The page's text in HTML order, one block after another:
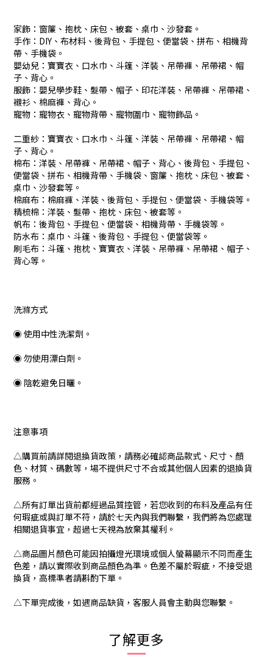
家飾：窗簾、抱枕、床包、被套、桌巾、沙發套。
手作：DIY、布材料、後背包、手提包、便當袋、拼布、相機背
帶、手機袋。
嬰幼兒：寶寶衣、口水巾、斗篷、洋裝、吊帶褲、吊帶裙、帽
子、背心。
服飾：嬰兒學步鞋、髮帶、帽子、印花洋裝、吊帶褲、吊帶裙、
襯衫、棉麻褲、背心。
寵物：寵物衣、寵物背帶、寵物圍巾、寵物飾品。
二重紗：寶寶衣、口水巾、斗篷、洋裝、吊帶褲、吊帶裙、帽
子、背心。
棉布：洋裝、吊帶褲、吊帶裙、帽子、背心、後背包、手提包、
便當袋、拼布、相機背帶、手機袋、窗簾、抱枕、床包、被套、
桌巾、沙發套等。
棉麻布：棉麻褲、洋裝、後背包、手提包、便當袋、手機袋等。
精梳棉：洋裝、髮帶、抱枕、床包、被套等。
帆布：後背包、手提包、便當袋、相機背帶、手機袋等。
防水布：桌巾、斗篷、後背包、手提包、便當袋等。
刷毛布：斗篷、抱枕、寶寶衣、洋裝、吊帶褲、吊帶裙、帽子、
背心等。
洗滌方式
◉ 使用中性洗潔劑。
◉ 勿使用漂白劑。
◉ 陰乾避免日曬。
注意事項
△購買前請詳閱退換貨政策，請務必確認商品款式、尺寸、顏
色、材質、碼數等，場不提供尺寸不合或其他個人因素的退換貨
服務。
△所有訂單出貨前都經過品質控管，若您收到的布料及產品有任
何瑕疵或與訂單不符，請於七天內與我們聯繫，我們將為您處理
相關退貨事宜，超過七天視為放棄其權利。
△商品圖片顏色可能因拍攝燈光環境或個人螢幕顯示不同而產生
色差，請以實際收到商品顏色為準。色差不屬於瑕疵，不接受退
換貨，高標準者請斟酌下單。
△下單完成後，如遇商品缺貨，客服人員會主動與您聯繫。
了解更多